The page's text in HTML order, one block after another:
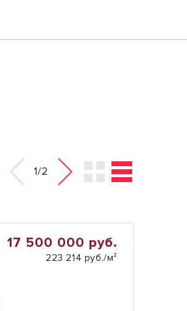
1/2
17 500 000 руб.
223 214 руб./м²